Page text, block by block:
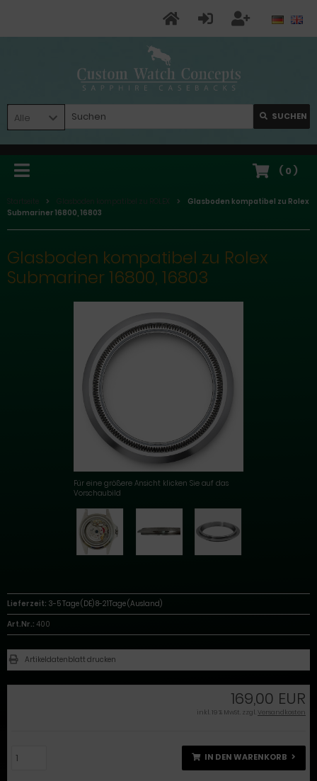
Alle SUCHEN
( 0 )
Startseite Glasboden kompatibel zu ROLEX
Glasboden kompatibel zu Rolex
Submariner 16800, 16803
Glasboden kompatibel zu Rolex
Submariner 16800, 16803
Für eine größere Ansicht klicken Sie auf das
Vorschaubild
169,00 EUR
inkl. 19 % MwSt. zzgl.Versandkosten
IN DEN WARENKORB
Lieferzeit: 3-5 Tage (DE) 8-21Tage (Ausland)
Art.Nr.: 400
Artikeldatenblatt drucken